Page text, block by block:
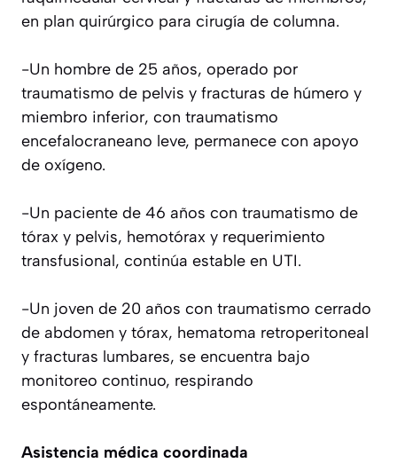
en plan quirúrgico para cirugía de columna.
-Un hombre de 25 años, operado por
traumatismo de pelvis y fracturas de húmero y
miembro inferior, con traumatismo
encefalocraneano leve, permanece con apoyo
de oxígeno.
-Un paciente de 46 años con traumatismo de
tórax y pelvis, hemotórax y requerimiento
transfusional, continúa estable en UTI.
-Un joven de 20 años con traumatismo cerrado
de abdomen y tórax, hematoma retroperitoneal
y fracturas lumbares, se encuentra bajo
monitoreo continuo, respirando
espontáneamente.
Asistencia médica coordinada